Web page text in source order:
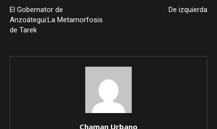
El Gobernator de
Anzoátegui:La Metamorfosis
de Tarek
De izquierda
Chaman Urbano